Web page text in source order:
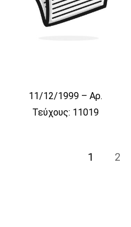
11/12/1999 – Αρ.
Τεύχους: 11019
1 2